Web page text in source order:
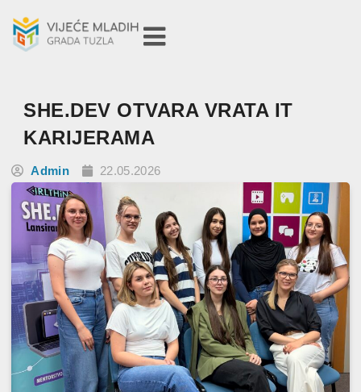
SHE.DEV OTVARA VRATA IT
KARIJERAMA
Admin 22.05.2026